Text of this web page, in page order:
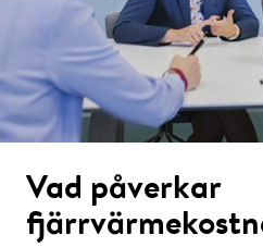
Effekt (kr) Energi
Vad påverkar